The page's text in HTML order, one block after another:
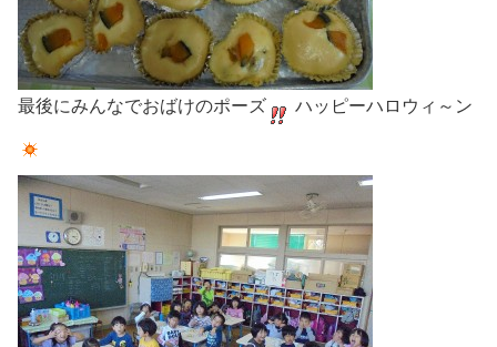
最後にみんなでおばけのポーズ ハッピーハロウィ～ン